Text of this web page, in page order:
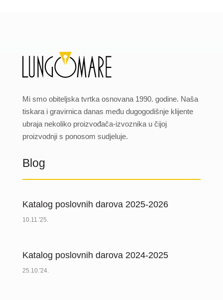
Mi smo obiteljska tvrtka osnovana 1990. godine. Naša
tiskara i gravirnica danas među dugogodišnje klijente
ubraja nekoliko proizvođača-izvoznika u čijoj
proizvodnji s ponosom sudjeluje.
Blog
Katalog poslovnih darova 2025-2026
10.11.'25.
Katalog poslovnih darova 2024-2025
25.10.'24.